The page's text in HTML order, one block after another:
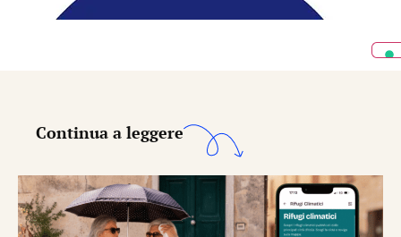
Continua a leggere